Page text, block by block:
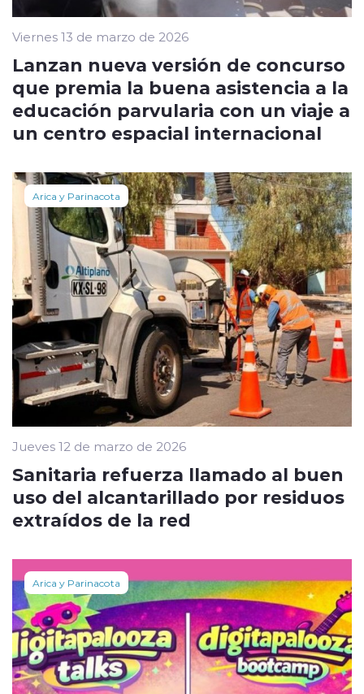
Viernes 13 de marzo de 2026
Lanzan nueva versión de concurso
que premia la buena asistencia a la
educación parvularia con un viaje a
un centro espacial internacional
Arica y Parinacota
Jueves 12 de marzo de 2026
Sanitaria refuerza llamado al buen
uso del alcantarillado por residuos
extraídos de la red
Arica y Parinacota